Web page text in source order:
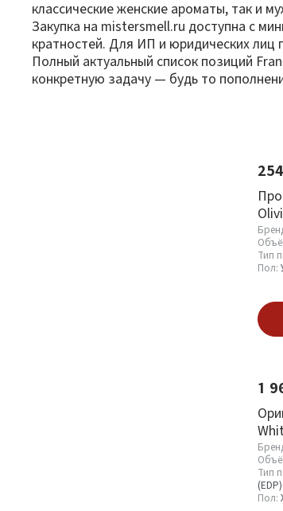
классические женские ароматы, так и
Закупка на mistersmell.ru доступна с
кратностей. Для ИП и юридических лиц
Полный актуальный список позиций
конкретную задачу — будь то
Тип
Пол:
1
100
Тип
(EDP)
Пол: